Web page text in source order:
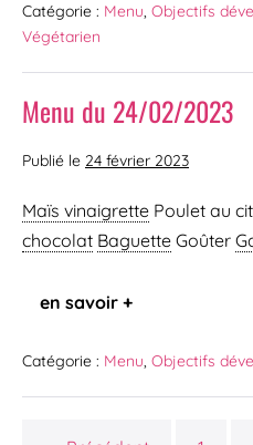
Catégorie : Menu, Objectifs
Végétarien
Menu du 24/02/2023
Publié le 24 février 2023
Maïs vinaigrette Poulet au
chocolat Baguette Goûter
en savoir +
Catégorie : Menu, Objectifs